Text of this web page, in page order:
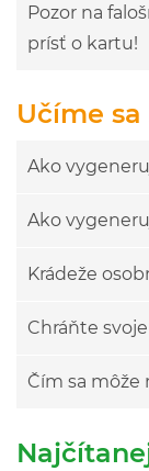
Pozor na
prísť o kartu!
Učíme
Ako
Ako
Krádeže
Chráňte
Čím sa môže